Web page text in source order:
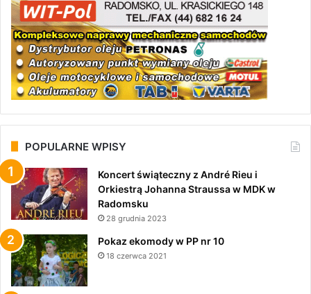
POPULARNE WPISY
Koncert świąteczny z André Rieu i
Orkiestrą Johanna Straussa w MDK w
Radomsku
28 grudnia 2023
Pokaz ekomody w PP nr 10
18 czerwca 2021